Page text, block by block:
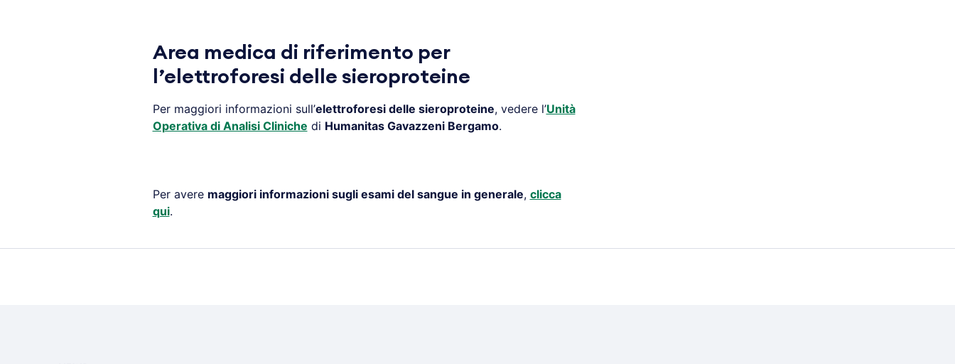
Area medica di riferimento per
l’elettroforesi delle sieroproteine
Per maggiori informazioni sull’elettroforesi delle sieroproteine, vedere l’Unità
Operativa di Analisi Cliniche di Humanitas Gavazzeni Bergamo.
Per avere maggiori informazioni sugli esami del sangue in generale, clicca
qui.